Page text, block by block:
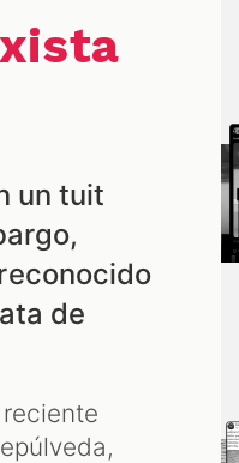
un tuit
de